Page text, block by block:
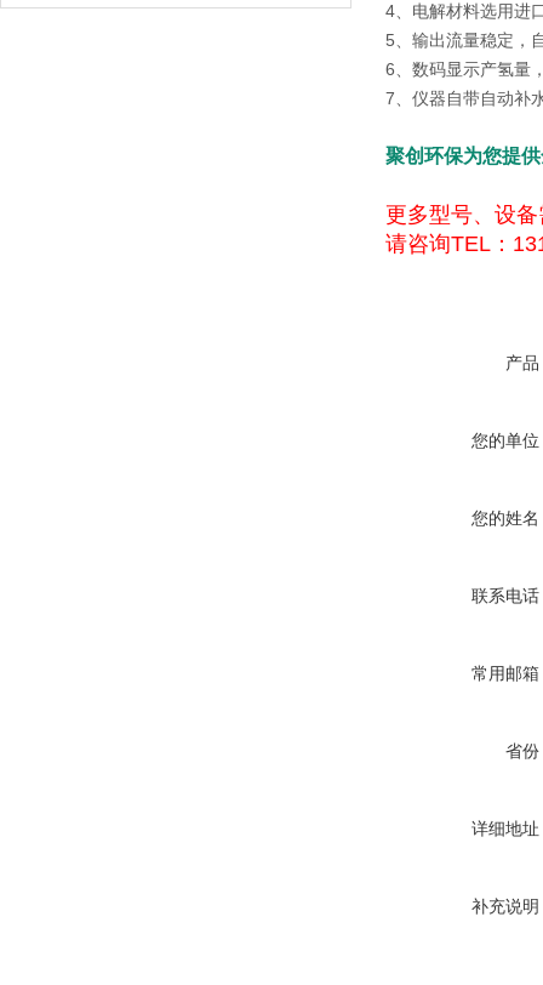
4、电解材料选用进
5、输出流量稳定，
6、数码显示产氢量
7、仪器自带自动补
聚创环保为您提
更多型号、设
请咨询TEL：
产品
您的单位
您的姓名
联系电话
常用邮箱
省份
详细地址
补充说明